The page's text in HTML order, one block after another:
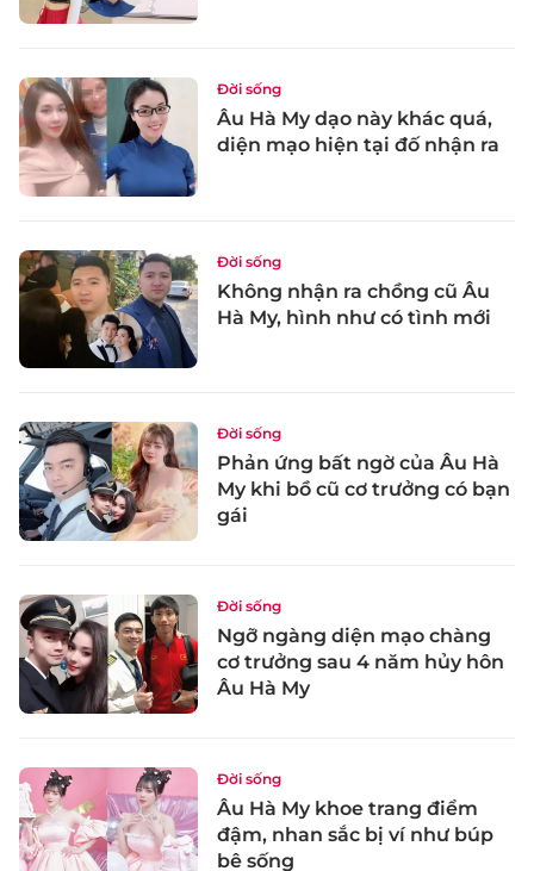
Đời sống
Âu Hà My dạo này khác quá,
diện mạo hiện tại đố nhận ra
Đời sống
Không nhận ra chồng cũ Âu
Hà My, hình như có tình mới
Đời sống
Phản ứng bất ngờ của Âu Hà
My khi bồ cũ cơ trưởng có bạn
gái
Đời sống
Ngỡ ngàng diện mạo chàng
cơ trưởng sau 4 năm hủy hôn
Âu Hà My
Đời sống
Âu Hà My khoe trang điểm
đậm, nhan sắc bị ví như búp
bê sống